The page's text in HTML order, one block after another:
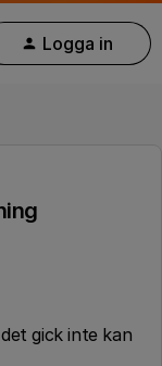
Logga in
gick inte kan